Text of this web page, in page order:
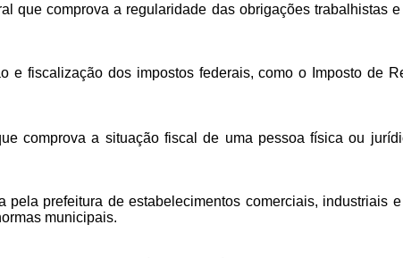
que comprova a regularidade das obrigações trabalhistas
e fiscalização dos impostos federais, como o Imposto de
comprova a situação fiscal de uma pessoa física ou
pela prefeitura de estabelecimentos comerciais, industriais
municipais.